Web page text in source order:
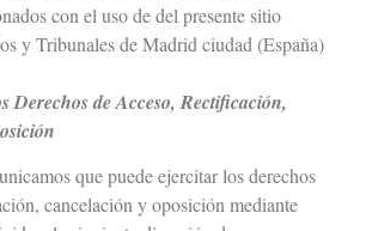
con el uso de del presente sitio
y Tribunales de Madrid ciudad (España)
Derechos de Acceso, Rectificación,
que puede ejercitar los derechos
cancelación y oposición mediante